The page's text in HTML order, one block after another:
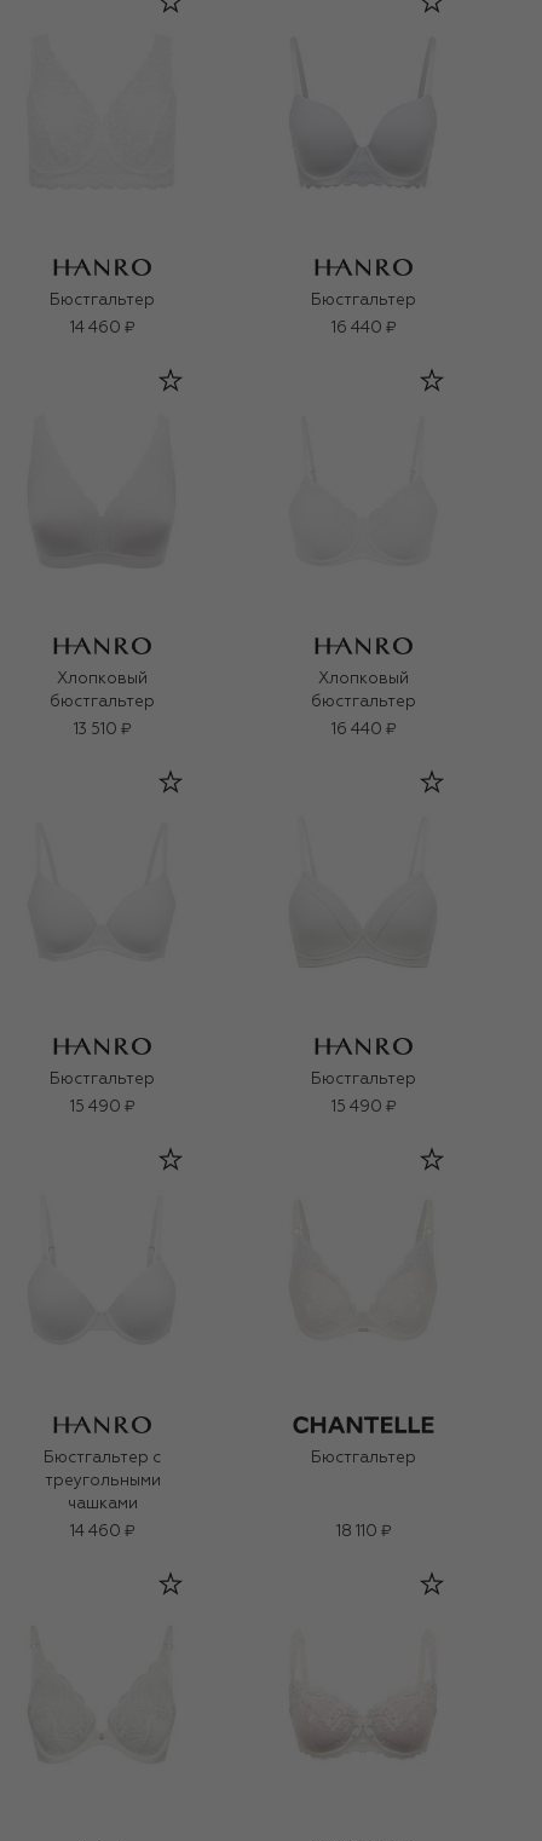
Бюстгальтер
14 460 ₽
Бюстгальтер
16 440 ₽
Хлопковый
бюстгальтер
13 510 ₽
Хлопковый
бюстгальтер
16 440 ₽
Бюстгальтер
15 490 ₽
Бюстгальтер
15 490 ₽
Бюстгальтер с
треугольными
чашками
14 460 ₽
Бюстгальтер
18 110 ₽